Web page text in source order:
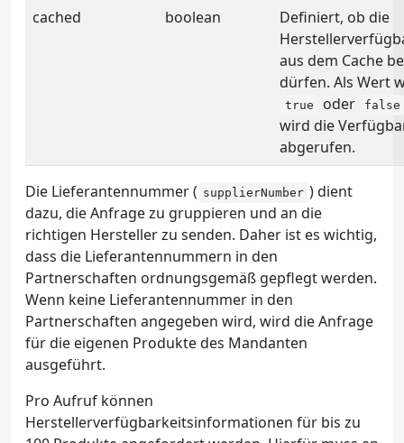
cached boolean
Definiert, ob die
aus dem Cache
dürfen. Als Wert
true oder false
wird die
abgerufen.
Die Lieferantennummer ( supplierNumber ) dient
dazu, die Anfrage zu gruppieren und an die
richtigen Hersteller zu senden. Daher ist es wichtig,
dass die Lieferantennummern in den
Partnerschaften ordnungsgemäß gepflegt werden.
Wenn keine Lieferantennummer in den
Partnerschaften angegeben wird, wird die Anfrage
für die eigenen Produkte des Mandanten
ausgeführt.
Pro Aufruf können
Herstellerverfügbarkeitsinformationen für bis zu